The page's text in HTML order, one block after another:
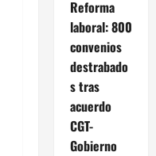
Reforma
laboral: 800
convenios
destrabado
s tras
acuerdo
CGT-
Gobierno